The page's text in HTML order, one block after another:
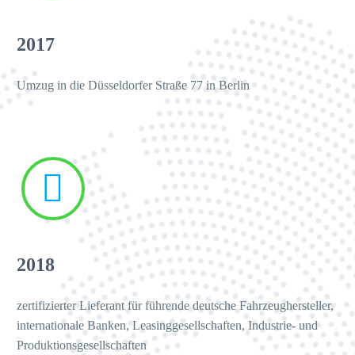
Immer wieder gerne. Zuverlässig und
2017
Umzug in die Düsseldorfer Straße 77 in Berlin


2018
zertifizierter Lieferant für führende deutsche Fahrzeughersteller,
internationale Banken, Leasinggesellschaften, Industrie- und
Produktionsgesellschaften